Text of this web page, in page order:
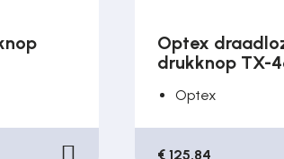
Optex
drukknop TX-
Optex
€ 125,84